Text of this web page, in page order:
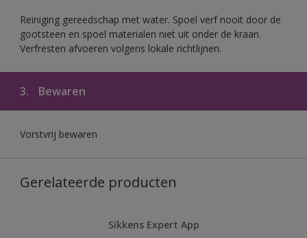
Reiniging gereedschap met water. Spoel verf nooit door de
gootsteen en spoel materialen niet uit onder de kraan.
Verfresten afvoeren volgens lokale richtlijnen.
3. Bewaren
Vorstvrij bewaren
Gerelateerde producten
Sikkens Expert App